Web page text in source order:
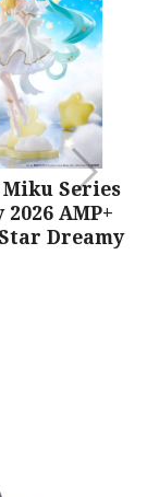
Series
AMP+
Dreamy